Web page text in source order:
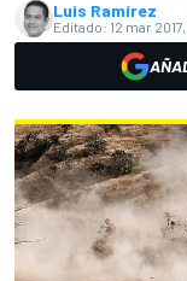
Luis Ramírez
Editado: 12 mar